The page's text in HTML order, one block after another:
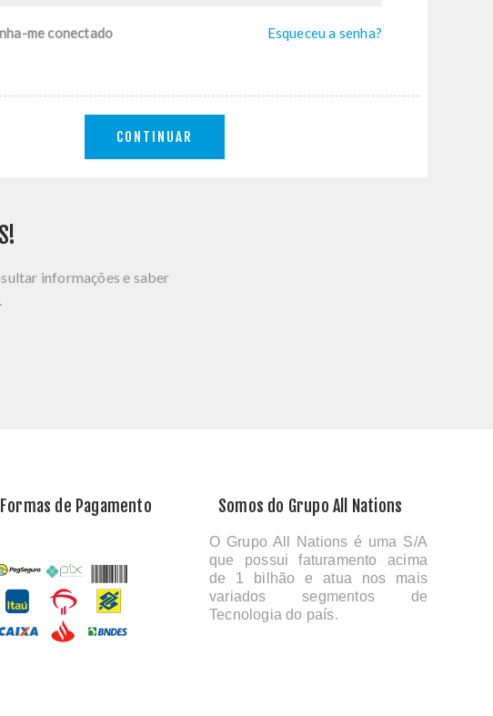
me conectado Esqueceu a senha?
CONTINUAR
informações e saber
Formas de Pagamento Somos do Grupo All Nations
O Grupo All Nations é uma S/A
que possui faturamento acima
de 1 bilhão e atua nos mais
variados segmentos de
Tecnologia do país.